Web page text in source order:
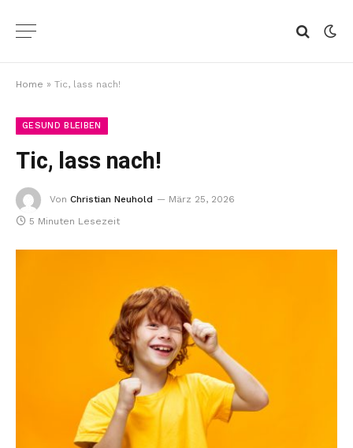
Home » Tic, lass nach!
GESUND BLEIBEN
Tic, lass nach!
Von Christian Neuhold
März 25, 2026
5 Minuten Lesezeit